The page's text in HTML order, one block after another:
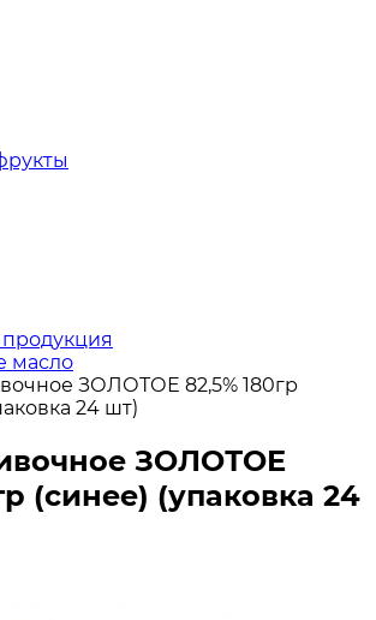
масло
ЗОЛОТОЕ 82,5% 180гр
24 шт)
ЗОЛОТОЕ
(синее) (упаковка 24